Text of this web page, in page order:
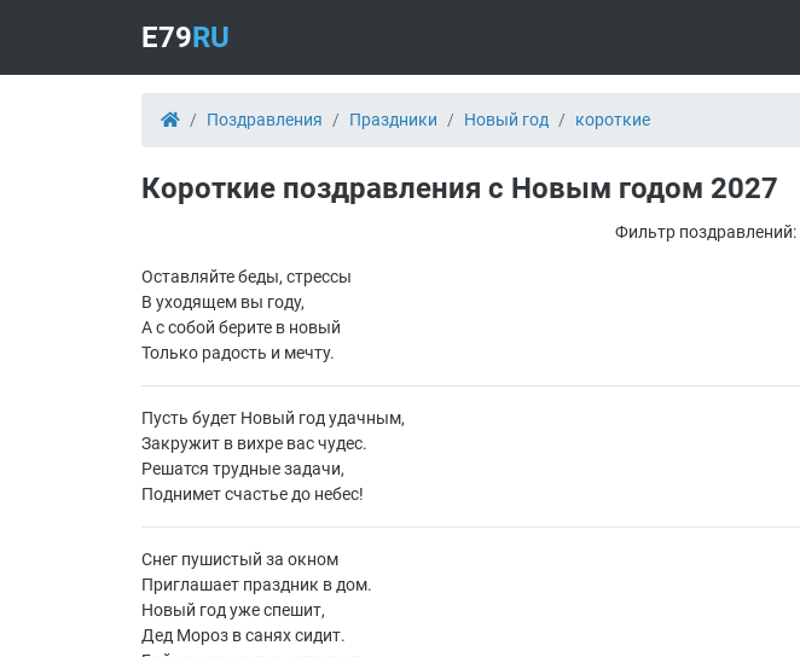
E79RU
Поздравления Праздники Новый год короткие
Короткие поздравления с Новым годом 2027
Фильтр поздравлений:
Оставляйте беды, стрессы
В уходящем вы году,
А с собой берите в новый
Только радость и мечту.
Пусть будет Новый год удачным,
Закружит в вихре вас чудес.
Решатся трудные задачи,
Поднимет счастье до небес!
Снег пушистый за окном
Приглашает праздник в дом.
Новый год уже спешит,
Дед Мороз в санях сидит.